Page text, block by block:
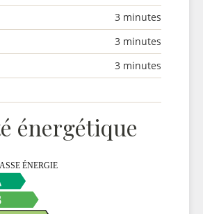
3 minutes
3 minutes
3 minutes
énergétique